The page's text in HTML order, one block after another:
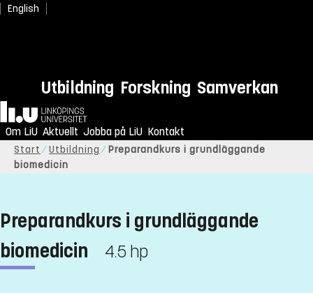
English
Utbildning Forskning Samverkan
Hem
Om LiU Aktuellt Jobba på LiU Kontakt
Start Utbildning
Preparandkurs i grundläggande
biomedicin
Preparandkurs i grundläggande
biomedicin
4.5 hp